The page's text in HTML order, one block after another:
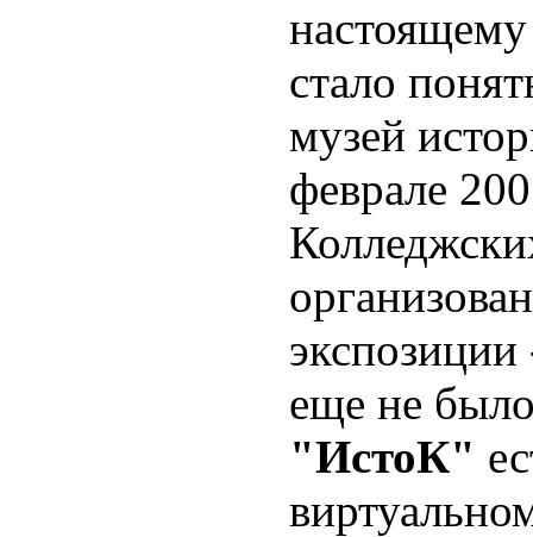
стало
музей
феврале
экспозиции
еще не
"ИстоК"